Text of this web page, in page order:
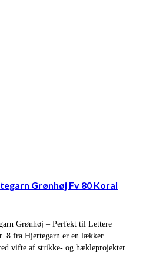
Grønhøj Fv 80 Koral
Grønhøj – Perfekt til Lettere
8 fra Hjertegarn er en lækker
vifte af strikke- og hækleprojekter.